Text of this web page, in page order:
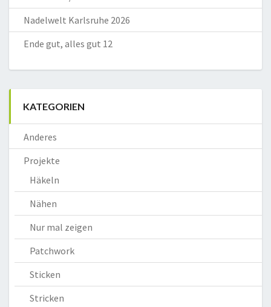
Nadelwelt Karlsruhe 2026
Ende gut, alles gut 12
KATEGORIEN
Anderes
Projekte
Häkeln
Nähen
Nur mal zeigen
Patchwork
Sticken
Stricken